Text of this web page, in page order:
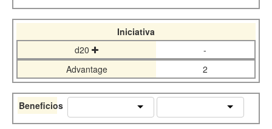
Iniciativa
d20
-
Advantage
2
Beneficios